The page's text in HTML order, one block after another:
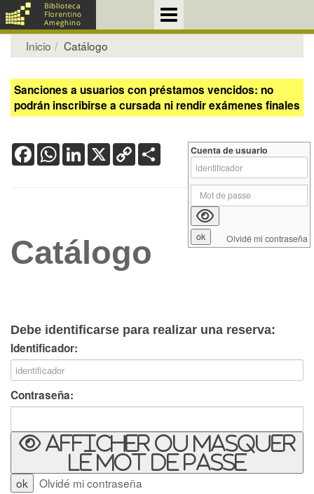
Inicio Catálogo
Sanciones a usuarios con préstamos vencidos: no
podrán inscribirse a cursada ni rendir exámenes finales
FacebookWhatsApp
LinkedIn
X Copy
Link
Catálogo
Debe identificarse para realizar una reserva:
Identificador:
Contraseña:
Afficher ou masquer
le mot de passe
Olvidé mi contraseña
Cuenta de usuario
Olvidé mi contraseña